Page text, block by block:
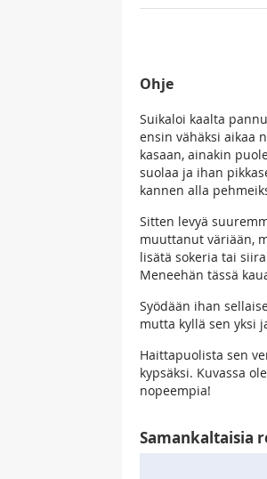
Ohje
Suikaloi kaalta
ensin vähäksi aikaa
kasaan, ainakin
suolaa ja ihan
kannen alla
Sitten levyä
muuttanut väriään,
lisätä sokeria tai
Meneehän tässä
Syödään ihan
mutta kyllä sen yksi
Haittapuolista sen
kypsäksi. Kuvassa
nopeempia!
Samankaltaisia